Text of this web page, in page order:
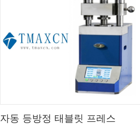
자동 등방정 태블릿 프레스